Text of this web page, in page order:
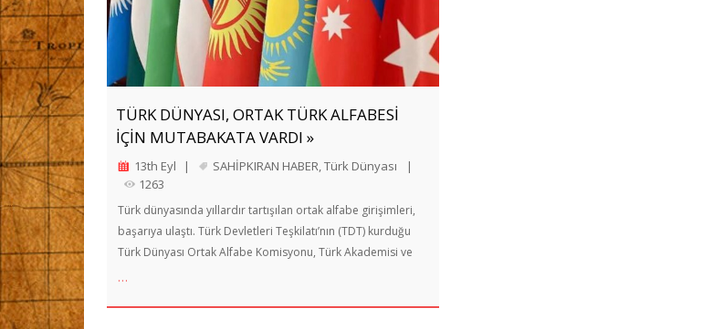
TÜRK DÜNYASI, ORTAK TÜRK ALFABESİ
İÇİN MUTABAKATA VARDI »
13th Eyl | SAHİPKIRAN HABER,Türk Dünyası
|
1263
Türk dünyasında yıllardır tartışılan ortak alfabe girişimleri,
başarıya ulaştı. Türk Devletleri Teşkilatı’nın (TDT) kurduğu
Türk Dünyası Ortak Alfabe Komisyonu, Türk Akademisi ve
…